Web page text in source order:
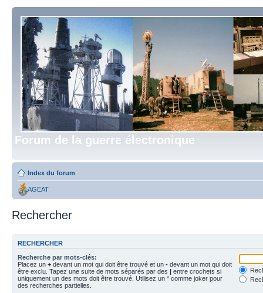
Forum de la guerre électronique
Index du forum
AGEAT
Rechercher
RECHERCHER
Recherche par mots-clés:
Placez un + devant un mot qui doit être trouvé et un - devant un mot qui doit
être exclu. Tapez une suite de mots séparés par des | entre crochets si
uniquement un des mots doit être trouvé. Utilisez un * comme joker pour
des recherches partielles.